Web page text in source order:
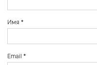
Имя *
Email *